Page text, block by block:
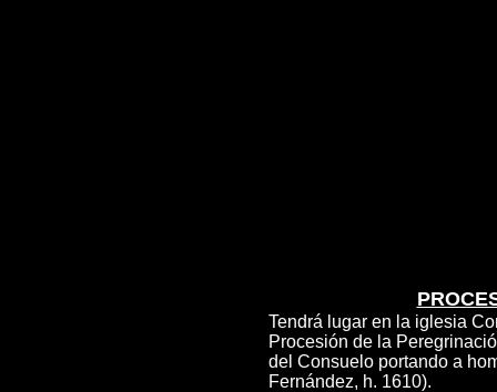
Tendrá lugar en la iglesia
Procesión de la
del Consuelo portando a
Fernández, h. 1610).